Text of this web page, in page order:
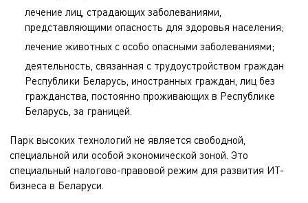
лечение лиц, страдающих заболеваниями,
представляющими опасность для здоровья населения;
лечение животных с особо опасными заболеваниями;
деятельность, связанная с трудоустройством граждан
Республики Беларусь, иностранных граждан, лиц без
гражданства, постоянно проживающих в Республике
Беларусь, за границей.
Парк высоких технологий не является свободной,
специальной или особой экономической зоной. Это
специальный налогово-правовой режим для развития ИТ-
бизнеса в Беларуси.